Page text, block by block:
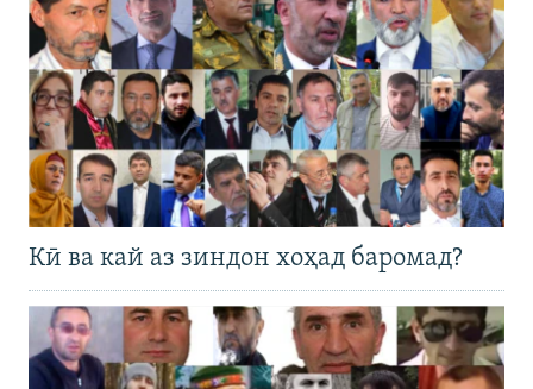
Кӣ ва кай аз зиндон хоҳад баромад?